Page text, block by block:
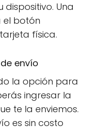
Una
el botón
física.
envío
la opción para
ingresar la
te la enviemos.
es sin costo